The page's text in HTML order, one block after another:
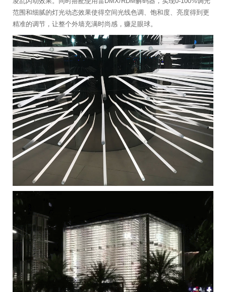
范围和细腻的灯光动态效果使得空间光线色调、饱和度、亮度得到更
精准的调节，让整个外墙充满时尚感，赚足眼球。